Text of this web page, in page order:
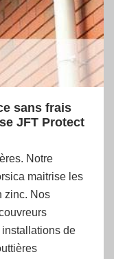
sans frais
JFT Protect
Notre
maitrise les
zinc. Nos
de